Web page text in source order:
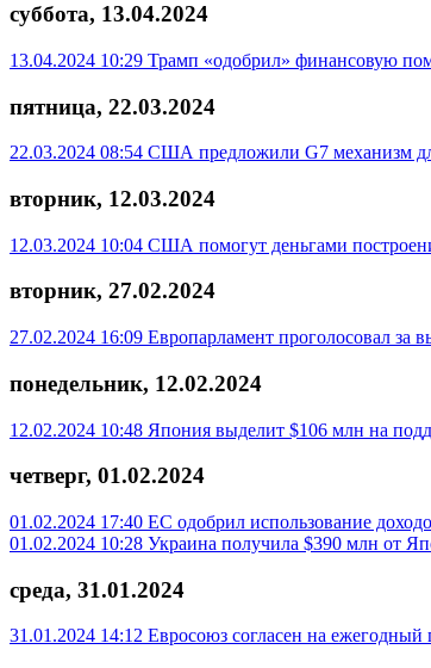
суббота, 13.04.2024
13.04.2024 10:29 Трамп «одобрил» финансовую
пятница, 22.03.2024
22.03.2024 08:54 США предложили G7 механизм
вторник, 12.03.2024
12.03.2024 10:04 США помогут деньгами
вторник, 27.02.2024
27.02.2024 16:09 Европарламент проголосовал за
понедельник, 12.02.2024
12.02.2024 10:48 Япония выделит $106 млн на
четверг, 01.02.2024
01.02.2024 17:40 ЕС одобрил использование
01.02.2024 10:28 Украина получила $390 млн от
среда, 31.01.2024
31.01.2024 14:12 Евросоюз согласен на